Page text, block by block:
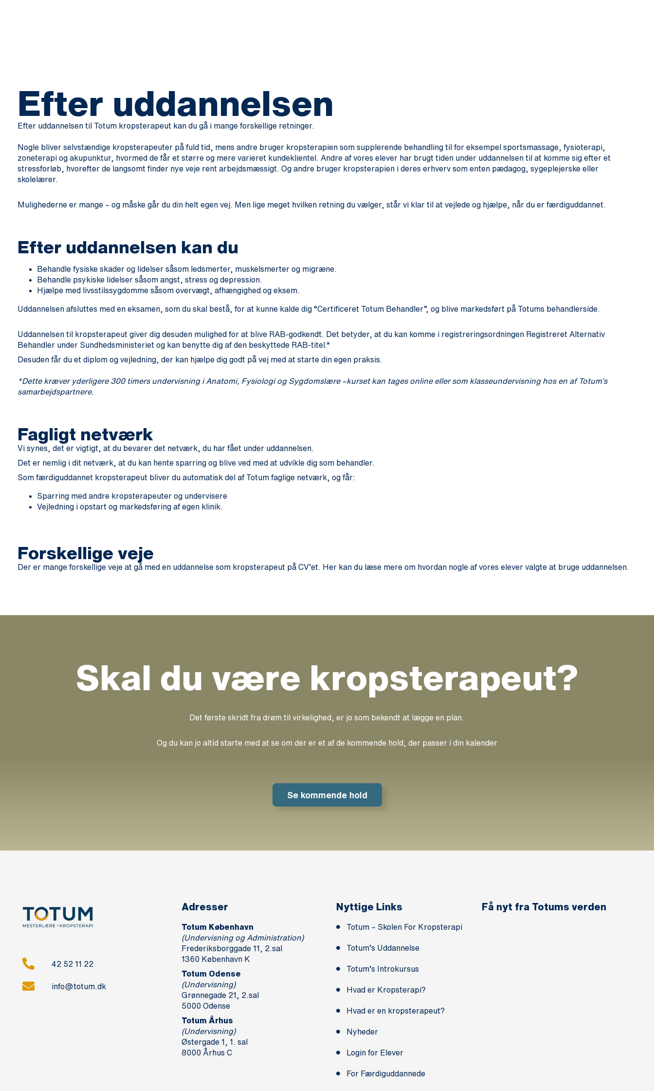
Efter uddannelsen
Efter uddannelsen til Totum kropsterapeut kan du gå i mange forskellige retninger.
Nogle bliver selvstændige kropsterapeuter på fuld tid, mens andre bruger kropsterapien som supplerende behandling til for eksempel sportsmassage, fysioterapi,
zoneterapi og akupunktur, hvormed de får et større og mere varieret kundeklientel. Andre af vores elever har brugt tiden under uddannelsen til at komme sig efter et
stressforløb, hvorefter de langsomt finder nye veje rent arbejdsmæssigt. Og andre bruger kropsterapien i deres erhverv som enten pædagog, sygeplejerske eller
skolelærer.
Mulighederne er mange – og måske går du din helt egen vej. Men lige meget hvilken retning du vælger, står vi klar til at vejlede og hjælpe, når du er færdiguddannet.
Efter uddannelsen kan du
Behandle fysiske skader og lidelser såsom ledsmerter, muskelsmerter og migræne.
Behandle psykiske lidelser såsom angst, stress og depression.
Hjælpe med livsstilssygdomme såsom overvægt, afhængighed og eksem.
Uddannelsen afsluttes med en eksamen, som du skal bestå, for at kunne kalde dig “Certificeret Totum Behandler”, og blive markedsført på Totums behandlerside.
Uddannelsen til kropsterapeut giver dig desuden mulighed for at blive RAB-godkendt. Det betyder, at du kan komme i registreringsordningen Registreret Alternativ
Behandler under Sundhedsministeriet og kan benytte dig af den beskyttede RAB-titel.*
Desuden får du et diplom og vejledning, der kan hjælpe dig godt på vej med at starte din egen praksis.
*Dette kræver yderligere 300 timers undervisning i Anatomi, Fysiologi og Sygdomslære –kurset kan tages online eller som klasseundervisning hos en af Totum’s
samarbejdspartnere.
Fagligt netværk
Vi synes, det er vigtigt, at du bevarer det netværk, du har fået under uddannelsen.
Det er nemlig i dit netværk, at du kan hente sparring og blive ved med at udvikle dig som behandler.
Som færdiguddannet kropsterapeut bliver du automatisk del af Totum faglige netværk, og får:
Sparring med andre kropsterapeuter og undervisere
Vejledning i opstart og markedsføring af egen klinik.
Forskellige veje
Der er mange forskellige veje at gå med en uddannelse som kropsterapeut på CV’et. Her kan du læse mere om hvordan nogle af vores elever valgte at bruge uddannelsen.
Skal du være kropsterapeut?
Det første skridt fra drøm til virkelighed, er jo som bekendt at lægge en plan.
Og du kan jo altid starte med at se om der er et af de kommende hold, der passer i din kalender
Se kommende hold
42 52 11 22
info@totum.dk
Adresser
Totum København
(Undervisning og Administration)
Frederiksborggade 11, 2.sal
1360 København K
Totum Odense
(Undervisning)
Grønnegade 21, 2.sal
5000 Odense
Totum Århus
(Undervisning)
Østergade 1, 1. sal
8000 Århus C
Nyttige Links
Totum – Skolen For Kropsterapi
Totum’s Uddannelse
Totum’s Introkursus
Hvad er Kropsterapi?
Hvad er en kropsterapeut?
Nyheder
Login for Elever
For Færdiguddannede
Få nyt fra Totums verden